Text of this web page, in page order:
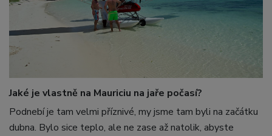
Jaké je vlastně na Mauriciu na jaře počasí?
Podnebí je tam velmi příznivé, my jsme tam byli na začátku
dubna. Bylo sice teplo, ale ne zase až natolik, abyste